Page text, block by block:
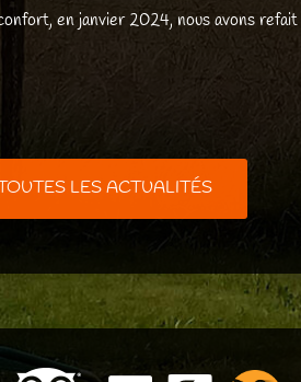
en janvier 2024, nous avons
LES ACTUALITÉS